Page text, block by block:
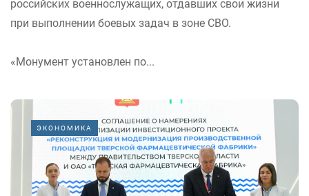
российских военнослужащих, отдавших свои жизни
при выполнении боевых задач в зоне СВО.
«Монумент установлен по...
ЭКОНОМИКА